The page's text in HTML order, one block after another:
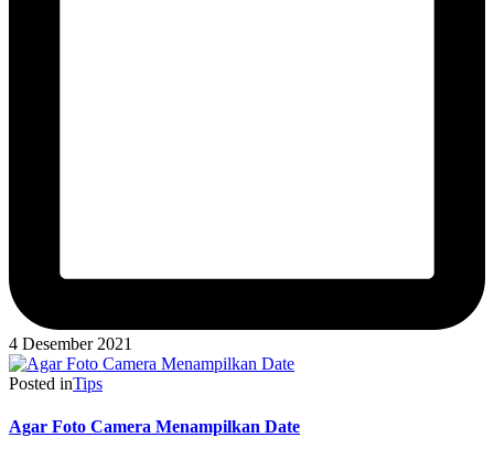
4 Desember 2021
Posted inTips
Agar Foto Camera Menampilkan Date